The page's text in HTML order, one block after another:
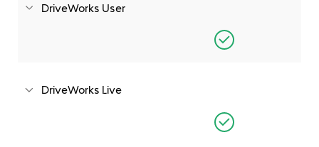
DriveWorks User
DriveWorks Live